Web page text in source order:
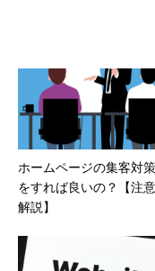
ホームページの集客対
をすれば良いの？【注
解説】